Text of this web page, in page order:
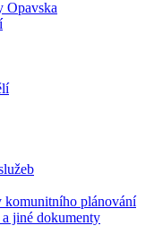
Opavska
komunitního plánování
jiné dokumenty